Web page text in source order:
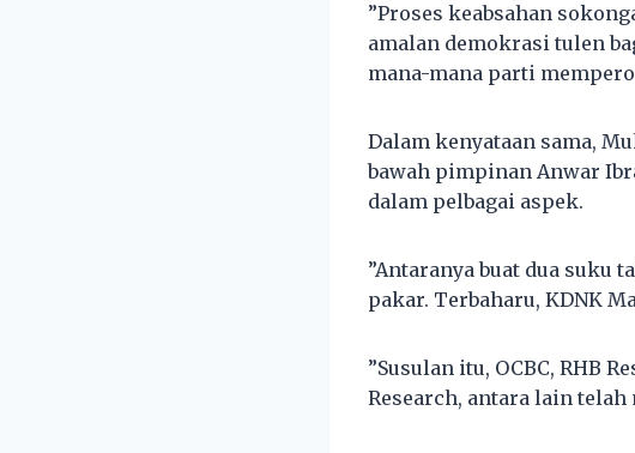
”Proses keabsahan
amalan demokrasi tulen
mana-mana parti
Dalam kenyataan sama,
bawah pimpinan Anwar
dalam pelbagai aspek.
”Antaranya buat dua suku
pakar. Terbaharu, KDNK
”Susulan itu, OCBC, RHB
Research, antara lain